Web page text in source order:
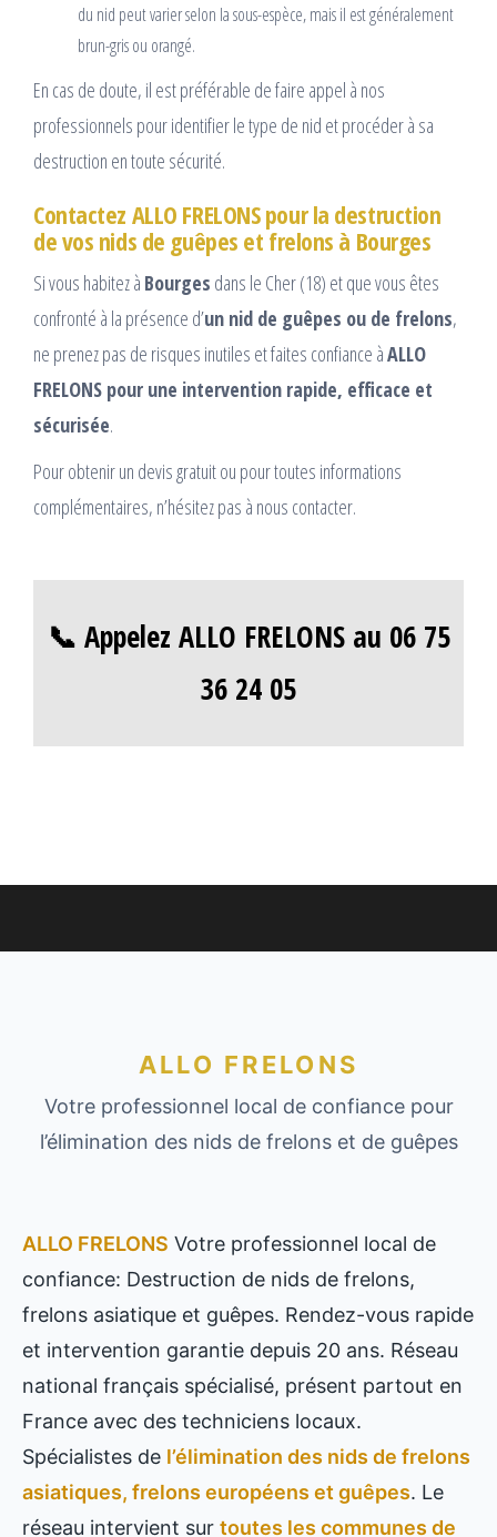
du nid peut varier selon la sous-espèce, mais il est généralement
brun-gris ou orangé.
En cas de doute, il est préférable de faire appel à nos
professionnels pour identifier le type de nid et procéder à sa
destruction en toute sécurité.
Contactez ALLO FRELONS pour la destruction
de vos nids de guêpes et frelons à Bourges
Si vous habitez à Bourges dans le Cher (18) et que vous êtes
confronté à la présence d’un nid de guêpes ou de frelons,
ne prenez pas de risques inutiles et faites confiance àALLO
FRELONS pour une intervention rapide, efficace et
sécurisée.
Pour obtenir un devis gratuit ou pour toutes informations
complémentaires, n’hésitez pas à nous contacter.
📞 Appelez ALLO FRELONS au 06 75
36 24 05
ALLO FRELONS
Votre professionnel local de confiance pour
l’élimination des nids de frelons et de guêpes
ALLO FRELONS Votre professionnel local de
confiance: Destruction de nids de frelons,
frelons asiatique et guêpes. Rendez-vous rapide
et intervention garantie depuis 20 ans. Réseau
national français spécialisé, présent partout en
France avec des techniciens locaux.
Spécialistes de l’élimination des nids de frelons
asiatiques, frelons européens et guêpes. Le
réseau intervient sur toutes les communes de